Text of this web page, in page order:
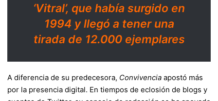
‘Vitral’, que había surgido en
1994 y llegó a tener una
tirada de 12.000 ejemplares
A diferencia de su predecesora, Convivencia apostó más
por la presencia digital. En tiempos de eclosión de blogs y